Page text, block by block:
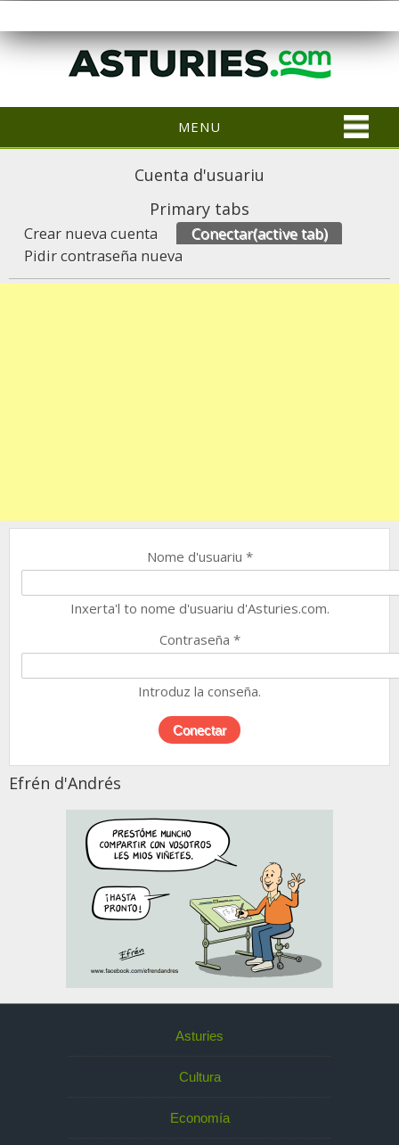
MENU
Cuenta d'usuariu
Primary tabs
Crear nueva cuenta Conectar(active tab)
Pidir contraseña nueva
Nome d'usuariu *
Inxerta'l to nome d'usuariu d'Asturies.com.
Contraseña *
Introduz la conseña.
Efrén d'Andrés
Asturies
Cultura
Economía